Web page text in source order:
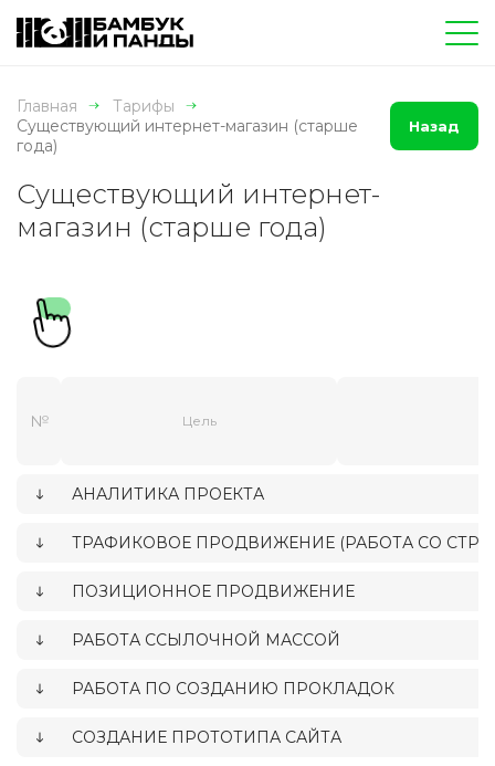
Главная
Тарифы
Существующий интернет-магазин (старше
года)
Назад
Существующий интернет-
магазин (старше года)
№ Цель
АНАЛИТИКА ПРОЕКТА
ТРАФИКОВОЕ ПРОДВИЖЕНИЕ (РАБОТА СО
ПОЗИЦИОННОЕ ПРОДВИЖЕНИЕ
РАБОТА ССЫЛОЧНОЙ МАССОЙ
РАБОТА ПО СОЗДАНИЮ ПРОКЛАДОК
СОЗДАНИЕ ПРОТОТИПА САЙТА